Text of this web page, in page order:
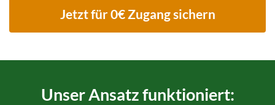
Jetzt für 0€ Zugang sichern
Unser Ansatz funktioniert: